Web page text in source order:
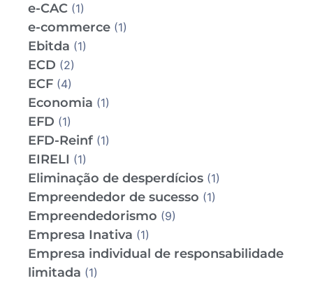
e-CAC (1)
e-commerce (1)
Ebitda (1)
ECD (2)
ECF (4)
Economia (1)
EFD (1)
EFD-Reinf (1)
EIRELI (1)
Eliminação de desperdícios (1)
Empreendedor de sucesso (1)
Empreendedorismo (9)
Empresa Inativa (1)
Empresa individual de responsabilidade
limitada (1)